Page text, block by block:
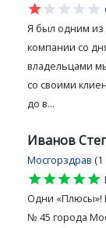
star
star
star
star
star
Я был одним из
компании со
владельцами
со своими
до в...
Иванов
Мосгорздрав
star
star
star
star
star
Одни «Плюсы»!
№ 45 города